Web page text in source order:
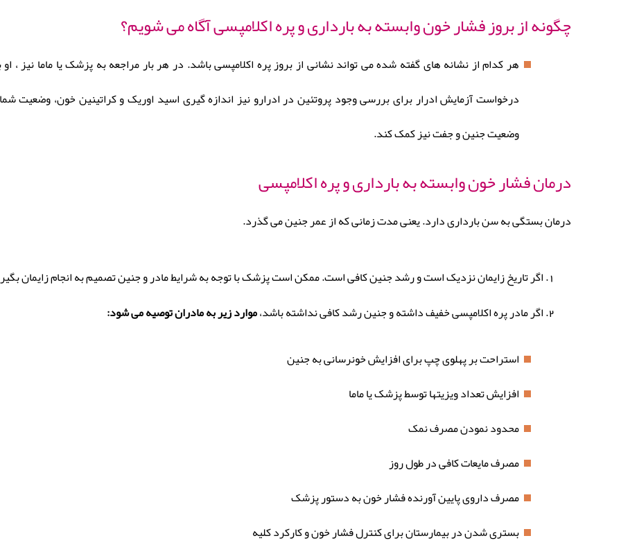
چگونه از بروز فشار خون وابسته به بارداری و پره اکلامپسی آگاه می شویم؟
هر کدام از نشانه های گفته شده می تواند نشانی از بروز پره اکلامپسی باشد. در هر بار مراجعه به پزشک یا ماما نیز ،
درخواست آزمایش ادرار برای بررسی وجود پروتئین در ادرارو نیز اندازه گیری اسید اوریک و کراتینین خون، وضعیت
وضعیت جنین و جفت نیز کمک کند.
درمان فشار خون وابسته به بارداری و پره اکلامپسی
درمان بستگی به سن بارداری دارد. یعنی مدت زمانی که از عمر جنین می گذرد.
اگر تاریخ زایمان نزدیک است و رشد جنین کافی است. ممکن است پزشک با توجه به شرایط مادر و جنین تصمیم به انجام زایمان
اگر مادر پره اکلامپسی خفیف داشته و جنین رشد کافی نداشته باشد،موارد زیر به مادران توصیه می شود:
استراحت بر پهلوی چپ برای افزایش خونرسانی به جنین
افزایش تعداد ویزیتها توسط پزشک یا ماما
محدود نمودن مصرف نمک
مصرف مایعات کافی در طول روز
مصرف داروی پایین آورنده فشار خون به دستور پزشک
بستری شدن در بیمارستان برای کنترل فشار خون و کارکرد کلیه